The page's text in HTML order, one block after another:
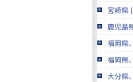
宮崎県
鹿児島
福岡県
福岡県
大分県